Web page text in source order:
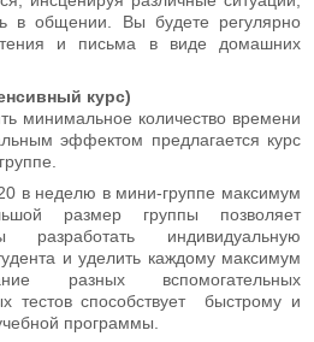
в общении. Вы будете регулярно
и письма в виде домашних
курс)
минимальное количество времени
эффектом предлагается курс
в неделю в мини-группе максимум
размер группы позволяет
разработать индивидуальную
и уделить каждому максимум
разных вспомогательных
тестов способствует быстрому и
программы.